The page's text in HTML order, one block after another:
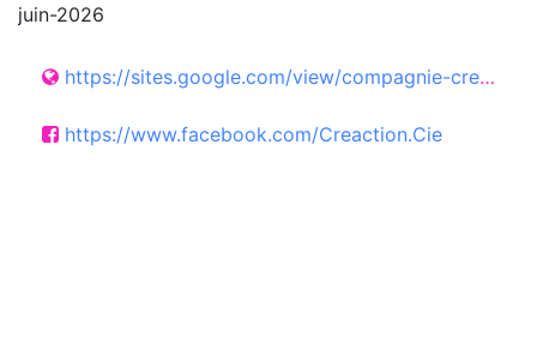
juin-2026
https://sites.google.com/view/compagnie-creaction
https://www.facebook.com/Creaction.Cie